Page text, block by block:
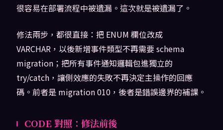
很容易在部署流程中被遺漏。這次就是被遺漏了。
修法兩步，都很直接：把 ENUM 欄位改成
VARCHAR，以後新增事件類型不再需要 schema
migration；把所有事件通知邏輯包進獨立的
try/catch，讓側效應的失敗不再決定主操作的回應
碼。前者是 migration 010，後者是錯誤邊界的補課。
CODE 對照：修法前後